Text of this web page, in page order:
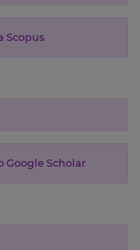
Scopus
Google Scholar